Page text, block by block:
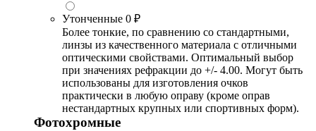
Утонченные 0 ₽
Более тонкие, по сравнению со стандартными,
линзы из качественного материала с отличными
оптическими свойствами. Оптимальный выбор
при значениях рефракции до +/- 4.00. Могут быть
использованы для изготовления очков
практически в любую оправу (кроме оправ
нестандартных крупных или спортивных форм).
Фотохромные